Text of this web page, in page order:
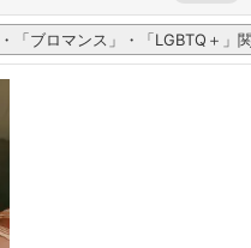
・「ブロマンス」・「LGBTQ＋」